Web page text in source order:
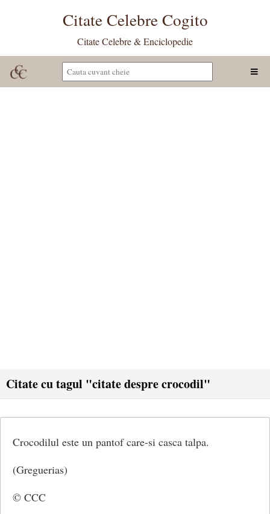
Citate Celebre Cogito
Citate Celebre & Enciclopedie
Citate cu tagul "citate despre crocodil"
Crocodilul este un pantof care-si casca talpa.
(Greguerias)
© CCC